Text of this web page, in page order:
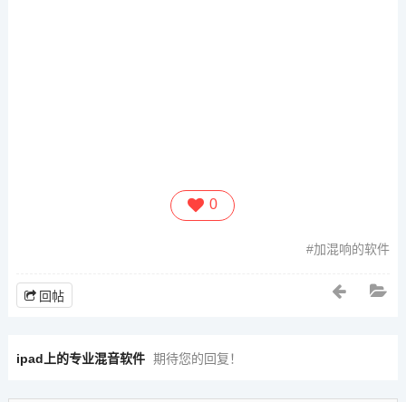
0
加混响的软件
回帖
ipad上的专业混音软件 期待您的回复！